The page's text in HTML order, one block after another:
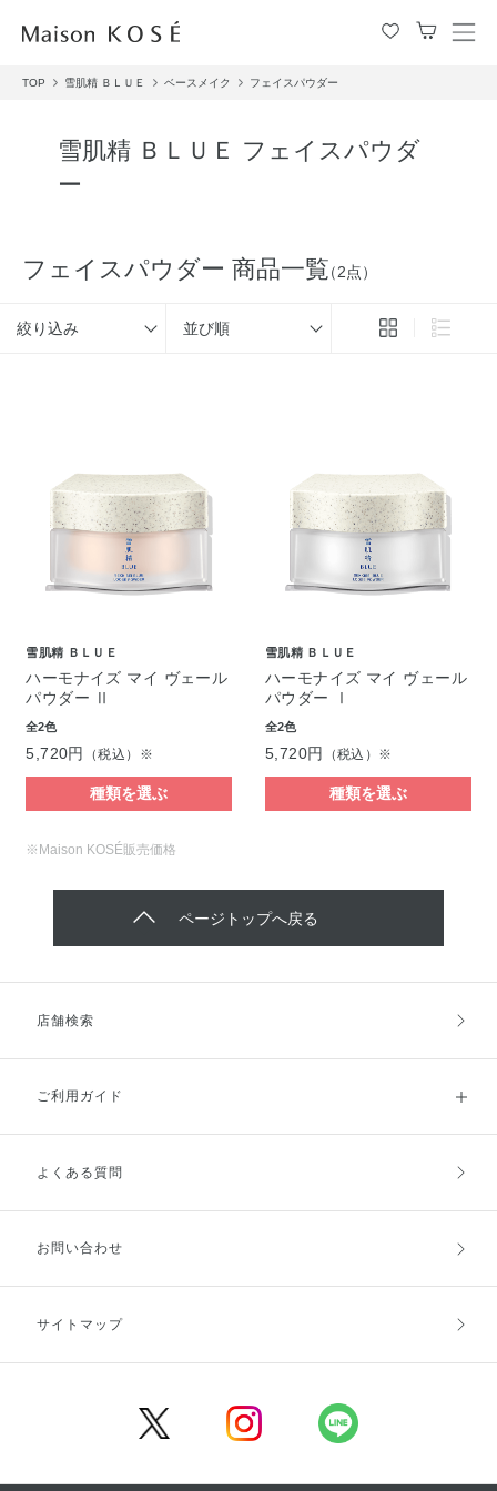
メ
TOP 雪肌精 ＢＬＵＥ ベースメイク フェイスパウダー
雪肌精 ＢＬＵＥ フェイスパウダ
ー
フェイスパウダー 商品一覧（2点）
絞り込み 並び順
雪肌精 ＢＬＵＥ
ハーモナイズ マイ ヴェール
パウダー Ⅱ
全2色
5,720円 （税込）※
種類を選ぶ
雪肌精 ＢＬＵＥ
ハーモナイズ マイ ヴェール
パウダー Ⅰ
全2色
5,720円 （税込）※
種類を選ぶ
※Maison KOSÉ販売価格
ページトップへ戻る
店舗検索
ご利用ガイド
ご利用ガイドトップ
お支払方法
キャンセル・返品・交換
よくある質問
お問い合わせ
サイトマップ